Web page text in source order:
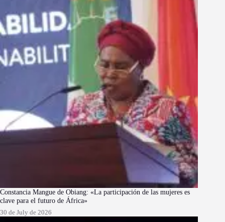
Constancia Mangue de Obiang: «La participación de las mujeres es
clave para el futuro de África»
30 de July de 2026